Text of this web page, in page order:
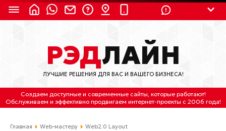
8 (800) 550-9899 (с 2:30 до 11:30 по
Мск)
Бесплатно по России
(4212) 658-653
(4212) 637-673
РЭДЛАЙН
ЛУЧШИЕ РЕШЕНИЯ ДЛЯ ВАС И ВАШЕГО БИЗНЕСА!
Создаем доступные и современные сайты, которые работают!
Обслуживаем и эффективно продвигаем интернет-проекты с 2006 года!
Главная Web-мастеру Web2.0 Layout